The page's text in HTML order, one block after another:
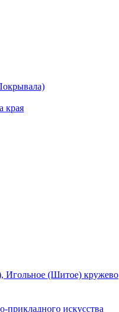
края
(Шитое) кружево
искусства